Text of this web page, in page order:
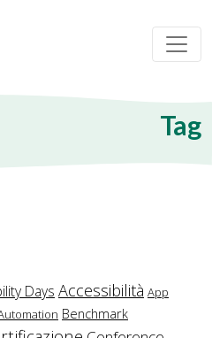
Tag
Days Accessibilità App
Benchmark